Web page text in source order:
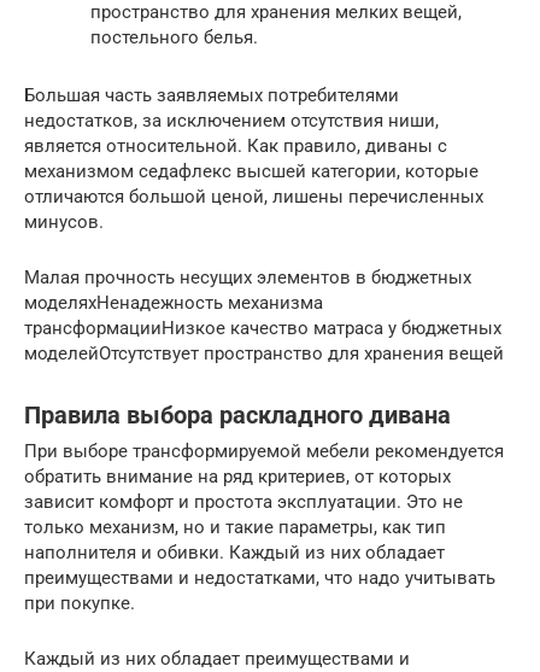
пространство для хранения мелких вещей,
постельного белья.
Большая часть заявляемых потребителями
недостатков, за исключением отсутствия ниши,
является относительной. Как правило, диваны с
механизмом седафлекс высшей категории, которые
отличаются большой ценой, лишены перечисленных
минусов.
Малая прочность несущих элементов в бюджетных
моделяхНенадежность механизма
трансформацииНизкое качество матраса у бюджетных
моделейОтсутствует пространство для хранения вещей
Правила выбора раскладного дивана
При выборе трансформируемой мебели рекомендуется
обратить внимание на ряд критериев, от которых
зависит комфорт и простота эксплуатации. Это не
только механизм, но и такие параметры, как тип
наполнителя и обивки. Каждый из них обладает
преимуществами и недостатками, что надо учитывать
при покупке.
Каждый из них обладает преимуществами и